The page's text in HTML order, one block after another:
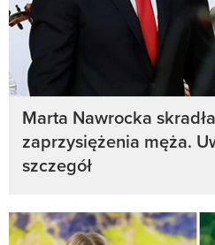
Marta Nawrocka
zaprzysiężenia męża.
szczegół